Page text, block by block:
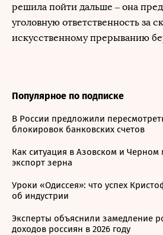
решила пойти дальше – она
уголовную ответственность за
искусственному прерыванию
Популярное по подписке
В России предложили
блокировок банковских счетов
Как ситуация в Азовском и Черном
экспорт зерна
Уроки «Одиссея»: что успех
об индустрии
Эксперты объяснили замедление
доходов россиян в 2026 году